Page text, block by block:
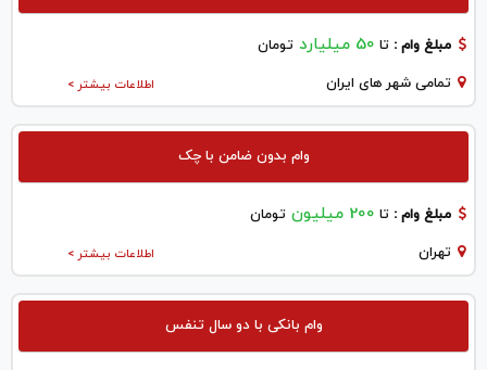
مبلغ وام : تا 50 میلیارد تومان
اطلاعات بیشتر > تمامی شهر های ایران
وام بدون ضامن با چک
مبلغ وام : تا 200 میلیون تومان
اطلاعات بیشتر > تهران
وام بانکی با دو سال تنفس